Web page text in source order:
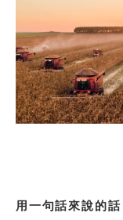
用一句話來說的